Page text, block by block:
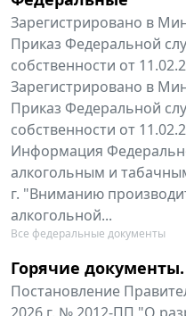
Зарегистрировано в
Приказ Федеральной
собственности от
Зарегистрировано в
Приказ Федеральной
собственности от
Информация
алкогольным и
г. "Вниманию
алкогольной...
Все федеральные документы
Горячие
Постановление